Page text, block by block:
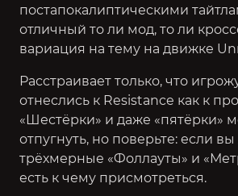
постапокалиптическими
отличный то ли мод, то ли
вариация на тему на движке
Расстраивает только, что
отнеслись к Resistance как к
«Шестёрки» и даже «пятёрки»
отпугнуть, но поверьте: если
трёхмерные «Фоллауты» и
есть к чему присмотреться.